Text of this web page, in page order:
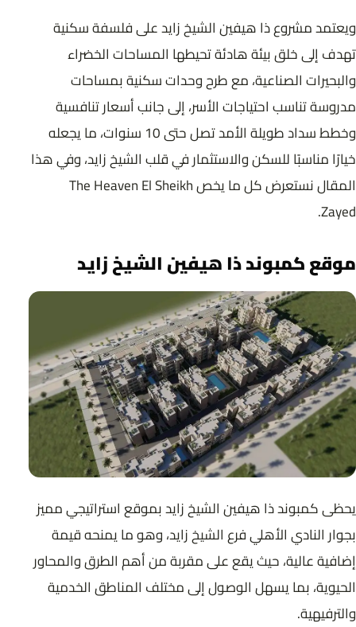
ويعتمد مشروع ذا هيفين الشيخ زايد على فلسفة سكنية
تهدف إلى خلق بيئة هادئة تحيطها المساحات الخضراء
والبحيرات الصناعية، مع طرح وحدات سكنية بمساحات
مدروسة تناسب احتياجات الأسر، إلى جانب أسعار تنافسية
وخطط سداد طويلة الأمد تصل حتى 10 سنوات، ما يجعله
خيارًا مناسبًا للسكن والاستثمار في قلب الشيخ زايد، وفي هذا
المقال نستعرض كل ما يخص The Heaven El Sheikh
Zayed.
موقع كمبوند ذا هيفين الشيخ زايد
يحظى كمبوند ذا هيفين الشيخ زايد بموقع استراتيجي مميز
بجوار النادي الأهلي فرع الشيخ زايد، وهو ما يمنحه قيمة
إضافية عالية، حيث يقع على مقربة من أهم الطرق والمحاور
الحيوية، بما يسهل الوصول إلى مختلف المناطق الخدمية
والترفيهية.